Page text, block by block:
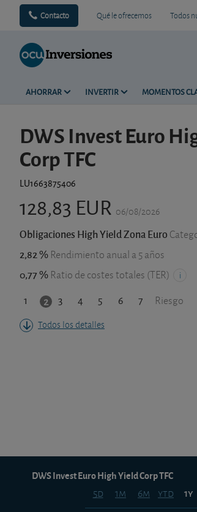
Contacto Qué le ofrecemos Todos
AHORRAR INVERTIR MOMENTOS
DWS Invest Euro
Corp TFC
LU1663875406
128,83 EUR 06/08/2026
Obligaciones High Yield Zona Euro
2,82 % Rendimiento anual a 5 años
0,77 % Ratio de costes totales (TER)
1 2 3 4 5 6 7 Riesgo
Todos los detalles
5d 1m 6m ytd 1y
DWS Invest Euro High Yield Corp TFC